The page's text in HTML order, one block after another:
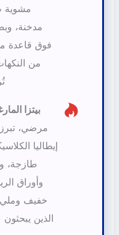
مشوية
مدخنة،
فوق قاعدة
من
بيتزا
مرضي، تبرز
إيطاليا
طازجة،
وأوراق
خفيف ومليء
الذين يبحثون